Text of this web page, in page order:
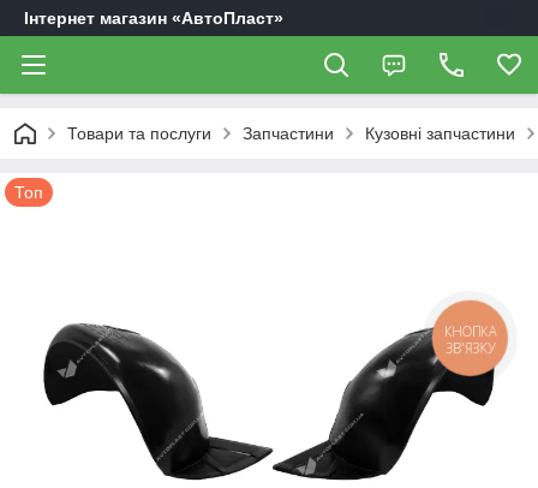
Інтернет магазин «АвтоПласт»
Товари та послуги Запчастини Кузовні запчастини
Топ
КНОПКА
ЗВ'ЯЗКУ